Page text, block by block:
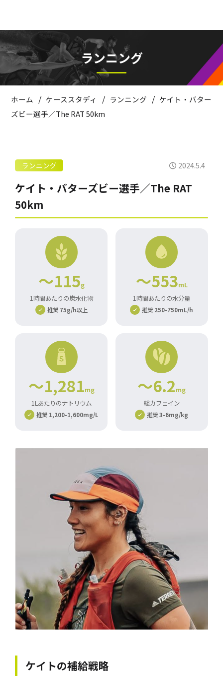
ランニング
ホーム / ケーススタディ / ランニング / ケイト・バター
ズビー選手／The RAT 50km
ランニング 2024.5.4
ケイト・バターズビー選手／The RAT
50km
～115g
1時間あたりの炭水化物
推奨 75g/h以上
～553mL
1時間あたりの水分量
推奨 250-750mL/h
～1,281mg
1Lあたりのナトリウム
推奨 1,200-1,600mg/L
～6.2mg
総カフェイン
推奨 3-6mg/kg
ケイトの補給戦略